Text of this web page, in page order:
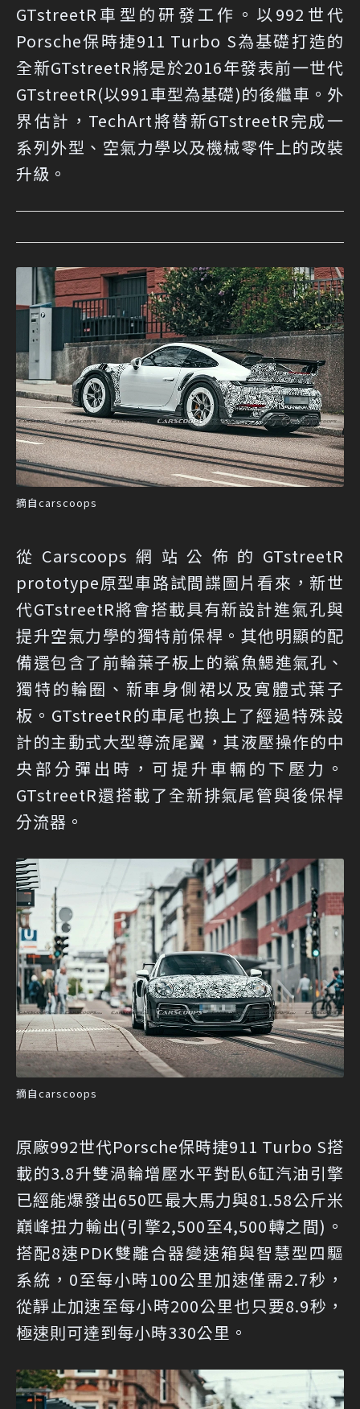
GTstreetR車型的研發工作。以992世代
Porsche保時捷911 Turbo S為基礎打造的
全新GTstreetR將是於2016年發表前一世代
GTstreetR(以991車型為基礎)的後繼車。外
界估計，TechArt將替新GTstreetR完成一
系列外型、空氣力學以及機械零件上的改裝
升級。
摘自carscoops
從Carscoops網站公佈的GTstreetR
prototype原型車路試間諜圖片看來，新世
代GTstreetR將會搭載具有新設計進氣孔與
提升空氣力學的獨特前保桿。其他明顯的配
備還包含了前輪葉子板上的鯊魚鰓進氣孔、
獨特的輪圈、新車身側裙以及寬體式葉子
板。GTstreetR的車尾也換上了經過特殊設
計的主動式大型導流尾翼，其液壓操作的中
央部分彈出時，可提升車輛的下壓力。
GTstreetR還搭載了全新排氣尾管與後保桿
分流器。
摘自carscoops
原廠992世代Porsche保時捷911 Turbo S搭
載的3.8升雙渦輪增壓水平對臥6缸汽油引擎
已經能爆發出650匹最大馬力與81.58公斤米
巔峰扭力輸出(引擎2,500至4,500轉之間)。
搭配8速PDK雙離合器變速箱與智慧型四驅
系統，0至每小時100公里加速僅需2.7秒，
從靜止加速至每小時200公里也只要8.9秒，
極速則可達到每小時330公里。